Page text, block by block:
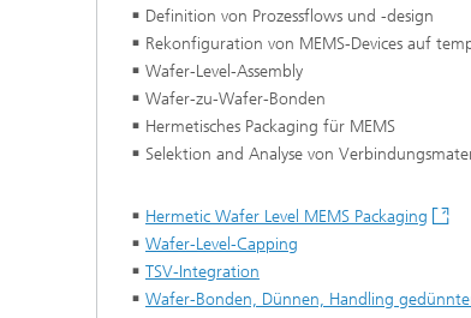
Definition von Prozessflows und -design
Rekonfiguration von MEMS-Devices auf
Wafer-Level-Assembly
Wafer-zu-Wafer-Bonden
Hermetisches Packaging für MEMS
Selektion and Analyse von
Hermetic Wafer Level MEMS Packaging
Wafer-Level-Capping
TSV-Integration
Wafer-Bonden, Dünnen, Handling